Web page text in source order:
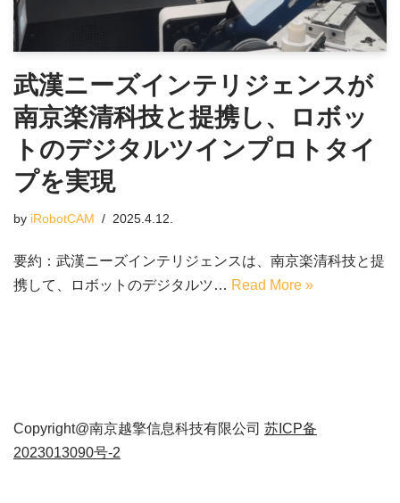
武漢ニーズインテリジェンスが
南京楽清科技と提携し、ロボッ
トのデジタルツインプロトタイ
プを実現
by iRobotCAM 2025.4.12.
要約：武漢ニーズインテリジェンスは、南京楽清科技と提
携して、ロボットのデジタルツ… Read More »
Copyright@南京越擎信息科技有限公司 苏ICP备
2023013090号-2